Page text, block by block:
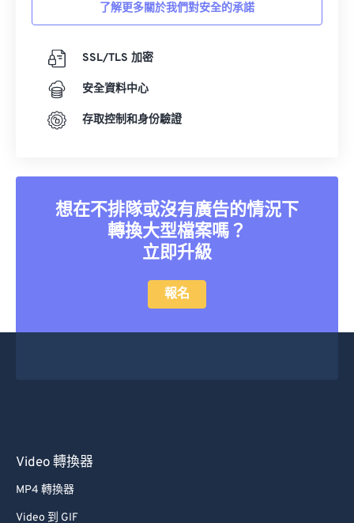
了解更多關於我們對安全的承諾
SSL/TLS 加密
安全資料中心
存取控制和身份驗證
想在不排隊或沒有廣告的情況下
轉換大型檔案嗎？
立即升級
報名
Video 轉換器
MP4 轉換器
Video 到 GIF